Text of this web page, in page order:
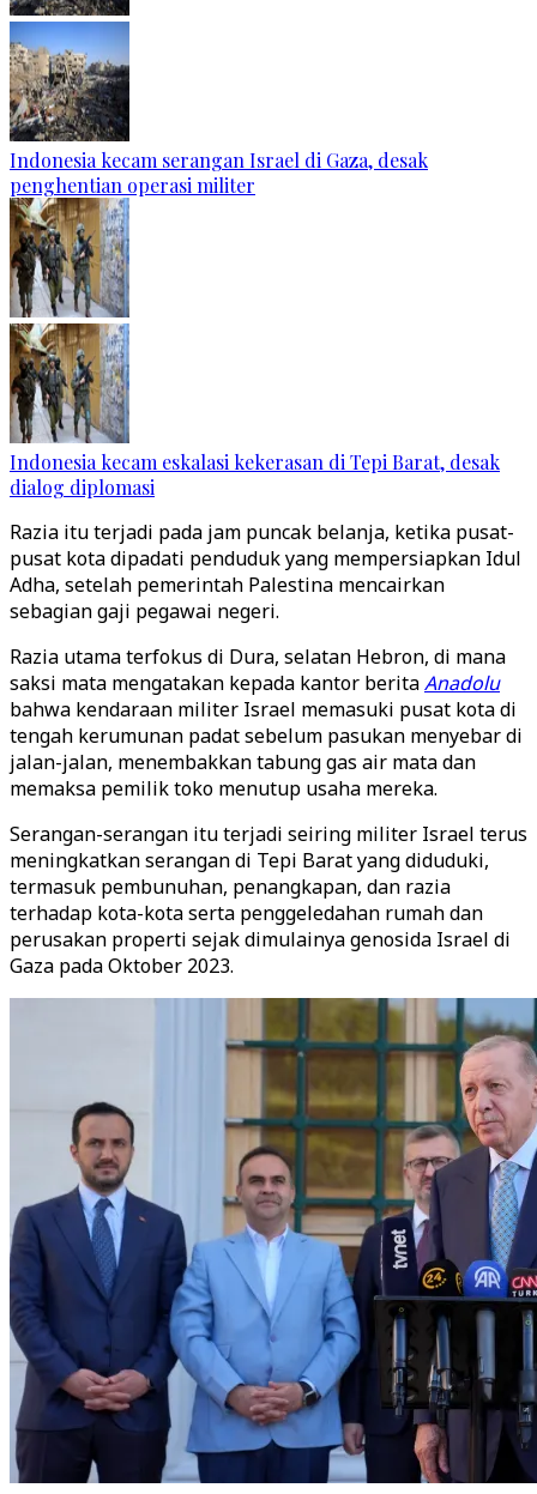
Indonesia kecam serangan Israel di Gaza, desak
penghentian operasi militer
Indonesia kecam eskalasi kekerasan di Tepi Barat, desak
dialog diplomasi
Razia itu terjadi pada jam puncak belanja, ketika pusat-
pusat kota dipadati penduduk yang mempersiapkan Idul
Adha, setelah pemerintah Palestina mencairkan
sebagian gaji pegawai negeri.
Razia utama terfokus di Dura, selatan Hebron, di mana
saksi mata mengatakan kepada kantor beritaAnadolu
bahwa kendaraan militer Israel memasuki pusat kota di
tengah kerumunan padat sebelum pasukan menyebar di
jalan-jalan, menembakkan tabung gas air mata dan
memaksa pemilik toko menutup usaha mereka.
Serangan-serangan itu terjadi seiring militer Israel terus
meningkatkan serangan di Tepi Barat yang diduduki,
termasuk pembunuhan, penangkapan, dan razia
terhadap kota-kota serta penggeledahan rumah dan
perusakan properti sejak dimulainya genosida Israel di
Gaza pada Oktober 2023.